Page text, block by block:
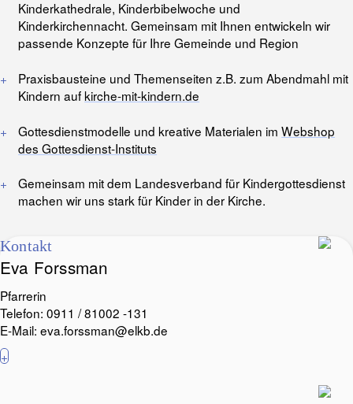
Kinderkathedrale, Kinderbibelwoche und
Kinderkirchennacht. Gemeinsam mit Ihnen entwickeln wir
passende Konzepte für Ihre Gemeinde und Region
Praxisbausteine und Themenseiten z.B. zum Abendmahl mit
Kindern aufkirche-mit-kindern.de
Gottesdienstmodelle und kreative Materialen imWebshop
des Gottesdienst-Instituts
Gemeinsam mit dem Landesverband für Kindergottesdienst
machen wir uns stark für Kinder in der Kirche.
Kontakt
Eva Forssman
Pfarrerin
Telefon: 0911 / 81002 -131
E-Mail: eva.forssman@elkb.de
+